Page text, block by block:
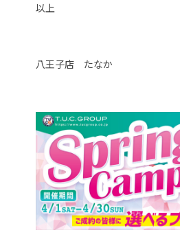
以上
八王子店 たなか